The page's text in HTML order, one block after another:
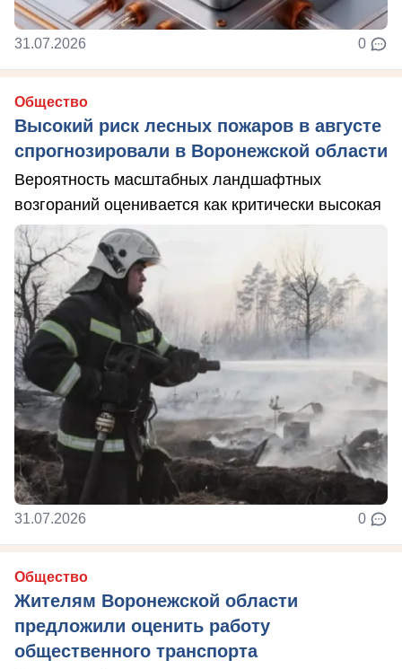
31.07.2026 0
Общество
Высокий риск лесных пожаров в августе
спрогнозировали в Воронежской области
Вероятность масштабных ландшафтных
возгораний оценивается как критически высокая
31.07.2026 0
Общество
Жителям Воронежской области
предложили оценить работу
общественного транспорта